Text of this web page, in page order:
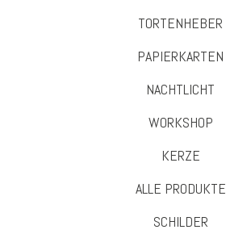
TORTENHEBER
PAPIERKARTEN
NACHTLICHT
WORKSHOP
KERZE
ALLE PRODUKTE
SCHILDER